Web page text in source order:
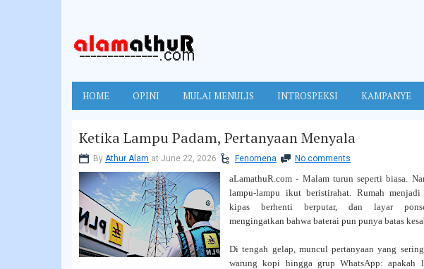
HOME OPINI MULAI MENULIS INTROSPEKSI KAMPANYE
Ketika Lampu Padam, Pertanyaan Menyala
By Athur Alam at June 22, 2026 Fenomena No comments
aLamathuR.com - Malam turun seperti biasa.
lampu-lampu ikut beristirahat. Rumah
kipas berhenti berputar, dan layar
mengingatkan bahwa baterai pun punya batas
Di tengah gelap, muncul pertanyaan yang
warung kopi hingga grup WhatsApp: apakah